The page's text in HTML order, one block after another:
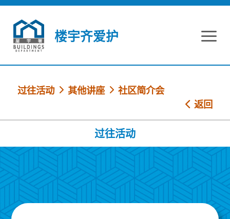
跳到内容
楼宇齐爱护
过往活动 其他讲座
社区简介会
返回
过往活动